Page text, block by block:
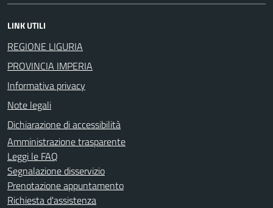
LINK UTILI
REGIONE LIGURIA
PROVINCIA IMPERIA
Informativa privacy
Note legali
Dichiarazione di accessibilità
Amministrazione trasparente
Leggi le FAQ
Segnalazione disservizio
Prenotazione appuntamento
Richiesta d'assistenza